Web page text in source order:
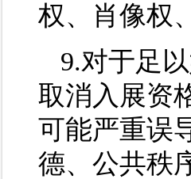
权、肖像权
9.对于足
取消入展资
可能严重误
德、公共秩